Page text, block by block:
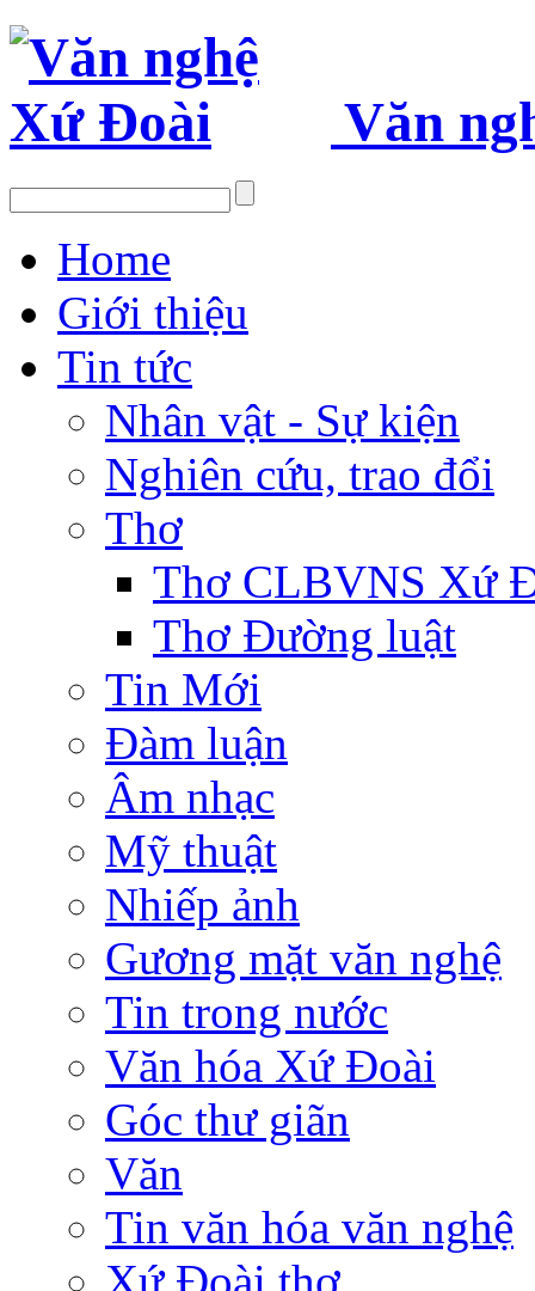
Văn
Home
Giới thiệu
Tin tức
Nhân vật - Sự kiện
Nghiên cứu, trao đổi
Thơ
Thơ CLBVNS Xứ
Thơ Đường luật
Tin Mới
Đàm luận
Âm nhạc
Mỹ thuật
Nhiếp ảnh
Gương mặt văn nghệ
Tin trong nước
Văn hóa Xứ Đoài
Góc thư giãn
Văn
Tin văn hóa văn nghệ
Xứ Đoài thơ